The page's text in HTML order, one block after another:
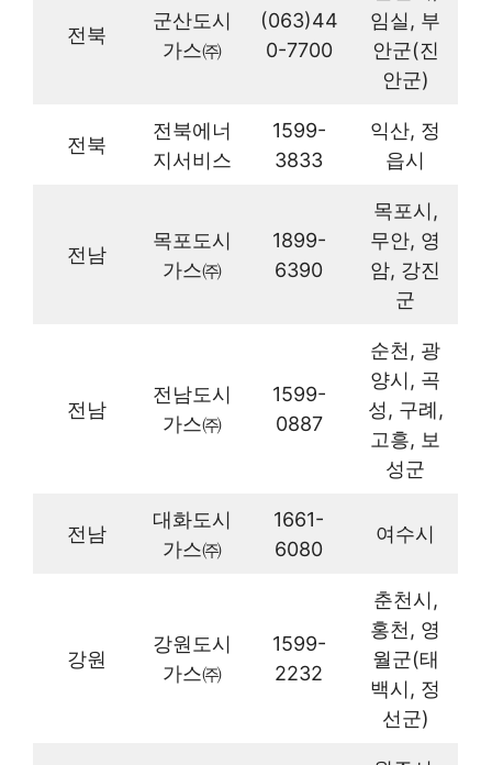
전북
군산도시
가스㈜
(063)44
0-7700
임실, 부
안군(진
안군)
전북
전북에너
지서비스
1599-
3833
익산, 정
읍시
전남
목포도시
가스㈜
1899-
6390
목포시,
무안, 영
암, 강진
군
전남
전남도시
가스㈜
1599-
0887
순천, 광
양시, 곡
성, 구례,
고흥, 보
성군
전남
대화도시
가스㈜
1661-
6080
여수시
강원
강원도시
가스㈜
1599-
2232
춘천시,
홍천, 영
월군(태
백시, 정
선군)